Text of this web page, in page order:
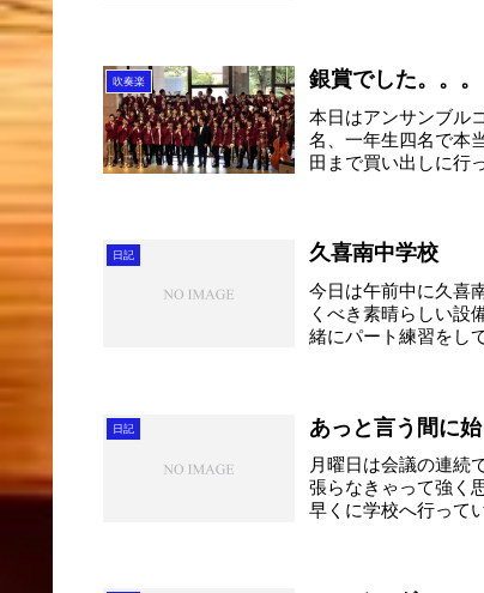
吹奏楽 銀賞でした。。。
本日はアンサンブル
名、一年生四名で本
田まで買い出しに行
日記 久喜南中学校
今日は午前中に久喜
くべき素晴らしい
緒にパート練習をし
日記 あっと言う間に始
月曜日は会議の連続
張らなきゃって強く
早くに学校へ行って